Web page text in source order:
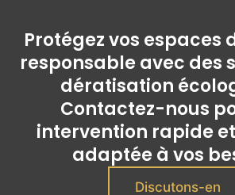
Protégez vos espaces
responsable avec des
dératisation
Contactez-nous
intervention rapide
adaptée à vos
Discutons-en